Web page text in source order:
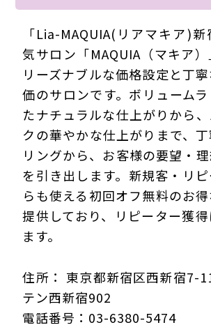
「Lia-MAQUIA(リアマキア)
気サロン「MAQUIA（マキア）
リーズナブルな価格設定と丁
価のサロンです。ボリューム
たナチュラルな仕上がりから
クの華やかな仕上がりまで、
リングから、お客様の要望・
を引き出します。新規客・リ
らも使える初回オフ無料のお
提供しており、リピーター獲
ます。
住所： 東京都新宿区西新宿
テン西新宿902
電話番号：03-6380-5474